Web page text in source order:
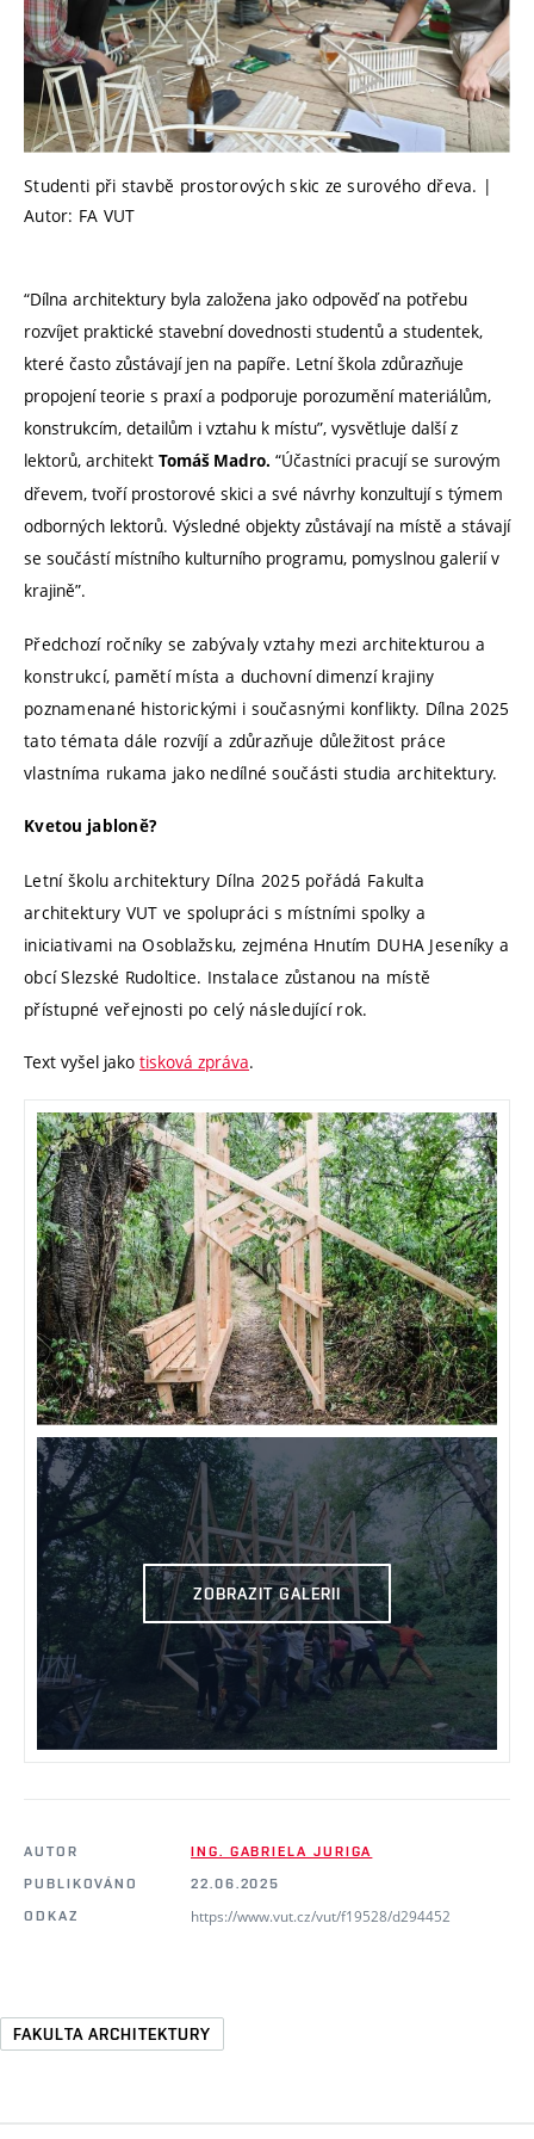
Studenti při stavbě prostorových skic ze surového dřeva. |
Autor: FA VUT
“Dílna architektury byla založena jako odpověď na potřebu
rozvíjet praktické stavební dovednosti studentů a studentek,
které často zůstávají jen na papíře. Letní škola zdůrazňuje
propojení teorie s praxí a podporuje porozumění materiálům,
konstrukcím, detailům i vztahu k místu”, vysvětluje další z
lektorů, architekt Tomáš Madro. “Účastníci pracují se surovým
dřevem, tvoří prostorové skici a své návrhy konzultují s týmem
odborných lektorů. Výsledné objekty zůstávají na místě a stávají
se součástí místního kulturního programu, pomyslnou galerií v
krajině”.
Předchozí ročníky se zabývaly vztahy mezi architekturou a
konstrukcí, pamětí místa a duchovní dimenzí krajiny
poznamenané historickými i současnými konflikty. Dílna 2025
tato témata dále rozvíjí a zdůrazňuje důležitost práce
vlastníma rukama jako nedílné součásti studia architektury.
Kvetou jabloně?
Letní školu architektury Dílna 2025 pořádá Fakulta
architektury VUT ve spolupráci s místními spolky a
iniciativami na Osoblažsku, zejména Hnutím DUHA Jeseníky a
obcí Slezské Rudoltice. Instalace zůstanou na místě
přístupné veřejnosti po celý následující rok.
Text vyšel jako tisková zpráva.
ZOBRAZIT GALERII
AUTOR
ING. GABRIELA JURIGA
PUBLIKOVÁNO
22.06.2025
ODKAZ
https://www.vut.cz/vut/f19528/d294452
FAKULTA ARCHITEKTURY